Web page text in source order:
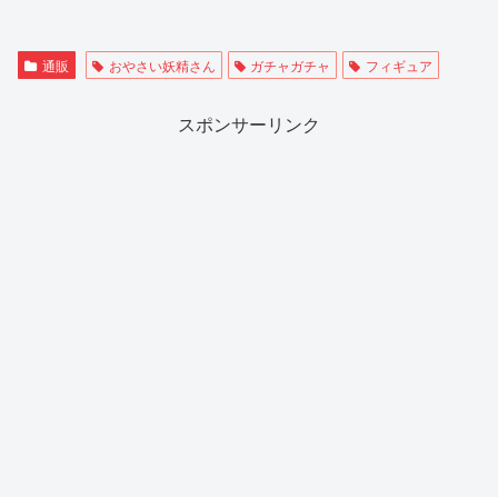
通販 おやさい妖精さん ガチャガチャ フィギュア
スポンサーリンク